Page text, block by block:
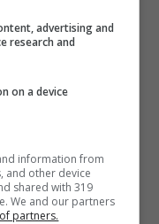
2050€
e sport
fino a 50€ in
2000€ in Bonus
advertising and
research and
on a device
information from
and other device
shared with 319
We and our partners
partners.